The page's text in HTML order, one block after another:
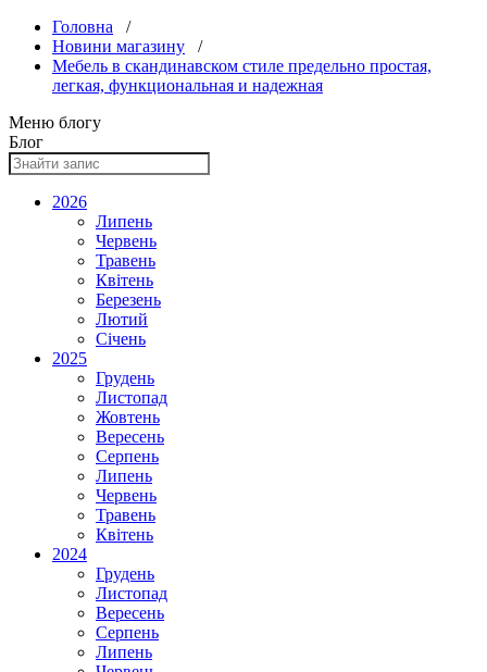
Головна /
Новини магазину /
Мебель в скандинавском стиле предельно простая,
легкая, функциональная и надежная
Меню блогу
Блог
2026
Липень
Червень
Травень
Квітень
Березень
Лютий
Січень
2025
Грудень
Листопад
Жовтень
Вересень
Серпень
Липень
Червень
Травень
Квітень
2024
Грудень
Листопад
Вересень
Серпень
Липень